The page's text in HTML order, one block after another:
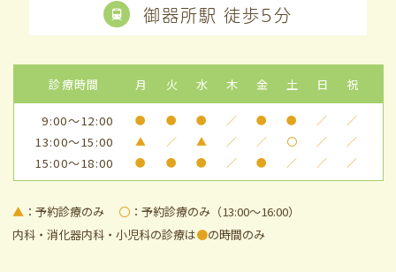
御器所駅 徒歩5分
診療時間 月 火 水 木 金 土 日 祝
9:00～12:00 ● ● ● ／ ● ● ／ ／
13:00～15:00 ▲ ／ ▲ ／ ／ 〇 ／ ／
15:00～18:00 ● ● ● ／ ● ／ ／ ／
▲ ：予約診療のみ 〇 ：予約診療のみ（13:00～16:00）
内科・消化器内科・小児科の診療は●の時間のみ